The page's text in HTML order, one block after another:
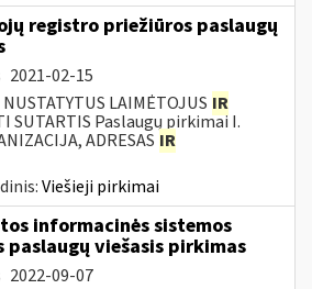
registro priežiūros paslaugų
2021-02-15
LAIMĖTOJUS IR
SUTARTIS Paslaugų pirkimai I.
ADRESAS IR
Viešieji pirkimai
informacinės sistemos
paslaugų viešasis pirkimas
2022-09-07